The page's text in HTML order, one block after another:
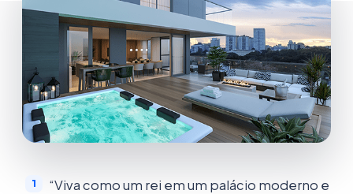
“Viva como um rei em um palácio moderno e